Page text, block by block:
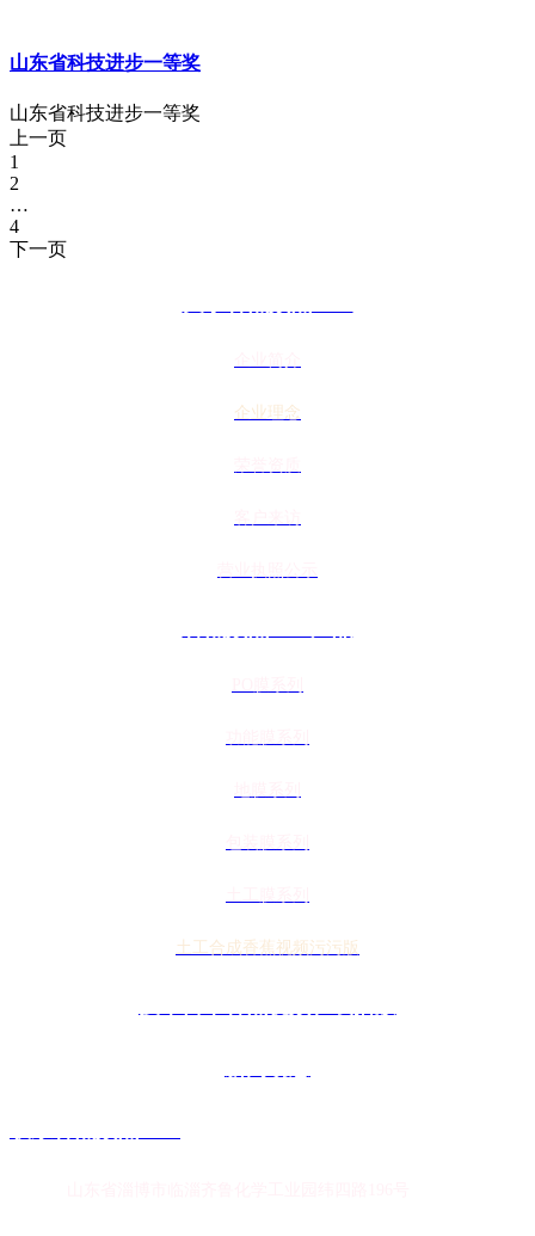
山东省科技进步一等奖
山东省科技进步一等奖
上一页
1
2
…
4
下一页
企业理念
土工合成香蕉视频污污版